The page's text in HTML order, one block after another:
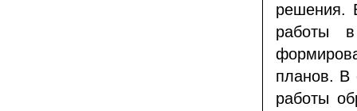
решения.
работы
планов. В
работы